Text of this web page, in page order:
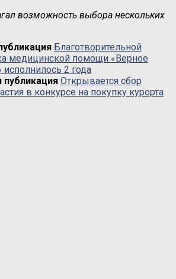
возможность выбора нескольких
Благотворительной
медицинской помощи «Верное
исполнилось 2 года
Открывается сбор
в конкурсе на покупку курорта